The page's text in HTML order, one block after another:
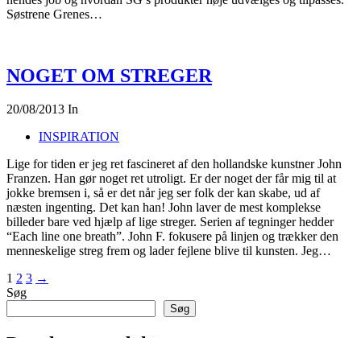
Søstrene Grenes…
NOGET OM STREGER
20/08/2013 In
INSPIRATION
Lige for tiden er jeg ret fascineret af den hollandske kunstner John
Franzen. Han gør noget ret utroligt. Er der noget der får mig til at
jokke bremsen i, så er det når jeg ser folk der kan skabe, ud af
næsten ingenting. Det kan han! John laver de mest komplekse
billeder bare ved hjælp af lige streger. Serien af tegninger hedder
“Each line one breath”. John F. fokusere på linjen og trækker den
menneskelige streg frem og lader fejlene blive til kunsten. Jeg…
1 2 3 →
Søg
Søg